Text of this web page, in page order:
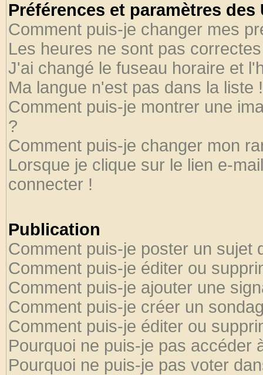
Préférences et paramètres
Comment puis-je changer mes
Les heures ne sont pas
J'ai changé le fuseau horaire et
Ma langue n'est pas dans la liste !
Comment puis-je montrer une
?
Comment puis-je changer mon
Lorsque je clique sur le lien e-
connecter !
Publication
Comment puis-je poster un sujet
Comment puis-je éditer ou
Comment puis-je ajouter une
Comment puis-je créer un
Comment puis-je éditer ou
Pourquoi ne puis-je pas accéder
Pourquoi ne puis-je pas voter